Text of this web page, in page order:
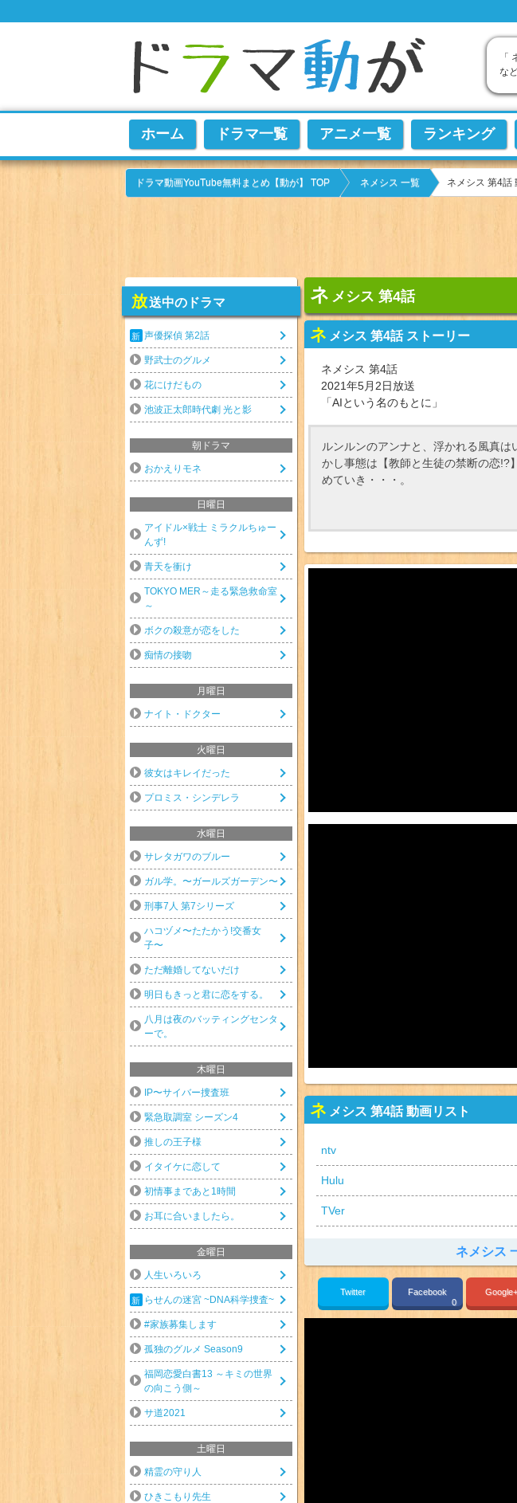
「
な
ホーム ドラマ一覧 アニメ一覧 ランキング
ドラマ動画YouTube無料まとめ【動が】 TOP ネメシス 一覧 ネメシス 第4話
ネ メシス 第4話
ネ メシス 第4話 ストーリー
ネメシス 第4話
2021年5月2日放送
「AIという名のもとに」
ルンルンのアンナと、浮かれる風真
かし事態は【教師と生徒の禁断の恋!?
めていき・・・。
ネ メシス 第4話 動画リスト
ntv
Hulu
TVer
ネメシス
Twitter
Facebook
0
放送中のドラマ
声優探偵 第2話
野武士のグルメ
花にけだもの
池波正太郎時代劇 光と影
朝ドラマ
おかえりモネ
日曜日
アイドル×戦士 ミラクルちゅー
んず!
青天を衝け
TOKYO MER～走る緊急救命室
～
ボクの殺意が恋をした
痴情の接吻
月曜日
ナイト・ドクター
火曜日
彼女はキレイだった
プロミス・シンデレラ
水曜日
サレタガワのブルー
ガル学。〜ガールズガーデン〜
刑事7人 第7シリーズ
ハコヅメ〜たたかう!交番女
子〜
ただ離婚してないだけ
明日もきっと君に恋をする。
八月は夜のバッティングセンタ
ーで。
木曜日
IP〜サイバー捜査班
緊急取調室 シーズン4
推しの王子様
イタイケに恋して
初情事まであと1時間
お耳に合いましたら。
金曜日
人生いろいろ
らせんの迷宮 ~DNA科学捜査~
#家族募集します
孤独のグルメ Season9
福岡恋愛白書13 ～キミの世界
の向こう側～
サ道2021
土曜日
精霊の守り人
ひきこもり先生